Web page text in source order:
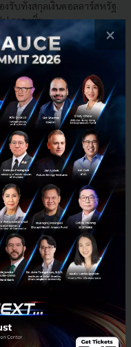
รับทั้งสกุลเงินดอลลาร์สหรัฐ
.ลาว เพิ่ม...
border
VIP pass to
×